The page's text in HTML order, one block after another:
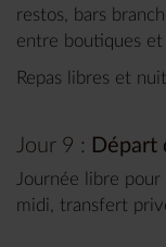
restos, bars
entre boutiques et
Repas libres et
Jour 9 : Départ
Journée libre
midi, transfert